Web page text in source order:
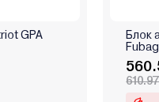
GPA
Блок